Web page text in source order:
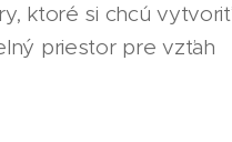
ktoré si chcú vytvoriť
priestor pre vzťah